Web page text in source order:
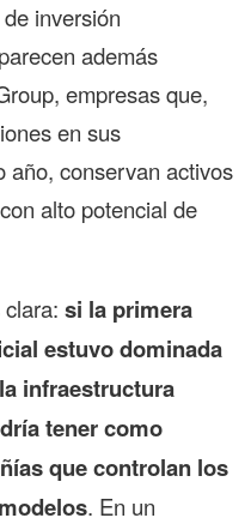
inversión
además
empresas que,
en sus
año, conservan activos
alto potencial de
si la primera
estuvo dominada
infraestructura
tener como
que controlan los
. En un